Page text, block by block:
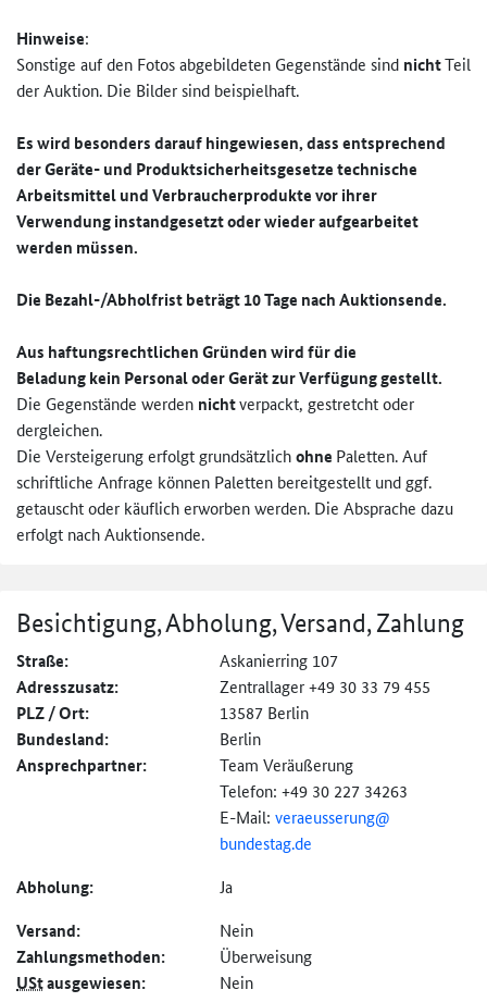
Hinweise:
Sonstige auf den Fotos abgebildeten Gegenstände sind nichtTeil
der Auktion. Die Bilder sind beispielhaft.
Es wird besonders darauf hingewiesen, dass entsprechend
der Geräte- und Produktsicherheitsgesetze technische
Arbeitsmittel und Verbraucherprodukte vor ihrer
Verwendung instandgesetzt oder wieder aufgearbeitet
werden müssen.
Die Bezahl-/Abholfrist beträgt 10 Tage nach Auktionsende.
Aus haftungsrechtlichen Gründen wird für die
Beladung kein Personal oder Gerät zur Verfügung gestellt.
Die Gegenstände werden nichtverpackt, gestretcht oder
dergleichen.
Die Versteigerung erfolgt grundsätzlichohne Paletten. Auf
schriftliche Anfrage können Paletten bereitgestellt und ggf.
getauscht oder käuflich erworben werden. Die Absprache dazu
erfolgt nach Auktionsende.
Besichtigung, Abholung, Versand, Zahlung
Straße: Askanierring 107
Adresszusatz: Zentrallager +49 30 33 79 455
PLZ / Ort: 13587 Berlin
Bundesland: Berlin
Ansprechpartner:
Team Veräußerung
Telefon: +49 30 227 34263
E-Mail: veraeusserung@
bundestag.de
Abholung: Ja
Versand: Nein
Zahlungs­methoden: Überweisung
UStausgewiesen: Nein